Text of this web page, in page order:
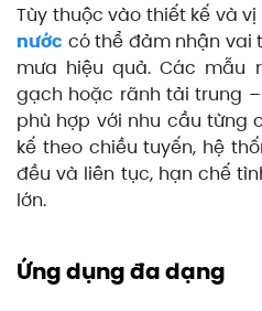
Tùy thuộc vào thiết kế và
nước có thể đảm nhận vai
mưa hiệu quả. Các mẫu
gạch hoặc rãnh tải trung
phù hợp với nhu cầu từng
kế theo chiều tuyến, hệ
đều và liên tục, hạn chế
lớn.
Ứng dụng đa dạng